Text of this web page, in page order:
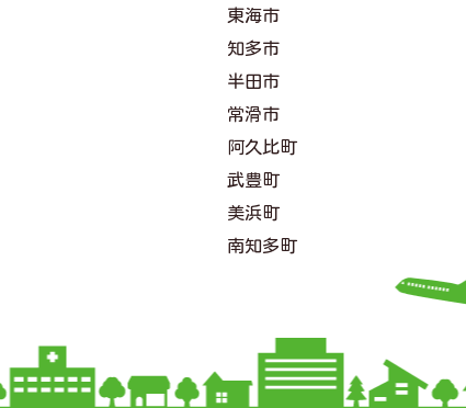
東海市
知多市
半田市
常滑市
阿久比町
武豊町
美浜町
南知多町